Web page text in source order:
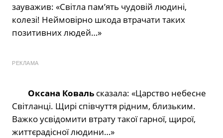
зауважив: «Світла пам’ять чудовій людині,
колезі! Неймовірно шкода втрачати таких
позитивних людей…»
РЕКЛАМА
Оксана Коваль сказала: «Царство небесне
Світланці. Щирі співчуття рідним, близьким.
Важко усвідомити втрату такої гарної, щирої,
життєрадісної людини…»